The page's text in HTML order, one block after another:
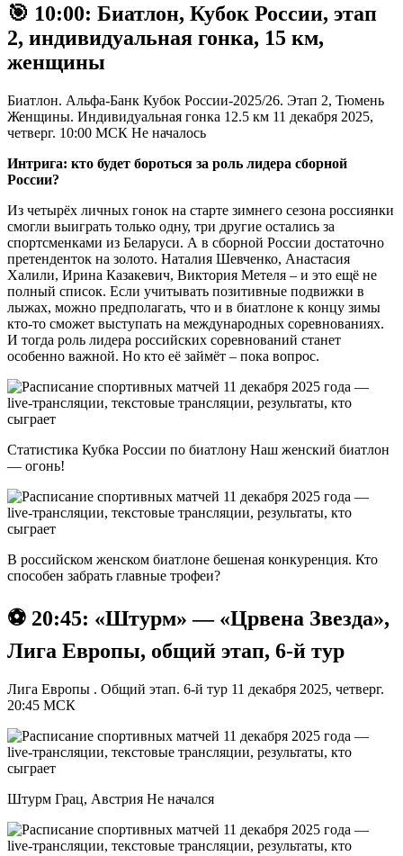
🎯 10:00: Биатлон, Кубок России, этап
2, индивидуальная гонка, 15 км,
женщины
Биатлон. Альфа-Банк Кубок России-2025/26. Этап 2, Тюмень
Женщины. Индивидуальная гонка 12.5 км 11 декабря 2025,
четверг. 10:00 МСК Не началось
Интрига: кто будет бороться за роль лидера сборной
России?
Из четырёх личных гонок на старте зимнего сезона россиянки
смогли выиграть только одну, три другие остались за
спортсменками из Беларуси. А в сборной России достаточно
претенденток на золото. Наталия Шевченко, Анастасия
Халили, Ирина Казакевич, Виктория Метеля – и это ещё не
полный список. Если учитывать позитивные подвижки в
лыжах, можно предполагать, что и в биатлоне к концу зимы
кто-то сможет выступать на международных соревнованиях.
И тогда роль лидера российских соревнований станет
особенно важной. Но кто её займёт – пока вопрос.
Статистика Кубка России по биатлону Наш женский биатлон
— огонь!
В российском женском биатлоне бешеная конкуренция. Кто
способен забрать главные трофеи?
⚽️ 20:45: «Штурм» — «Црвена Звезда»,
Лига Европы, общий этап, 6-й тур
Лига Европы . Общий этап. 6-й тур 11 декабря 2025, четверг.
20:45 МСК
Штурм Грац, Австрия Не начался